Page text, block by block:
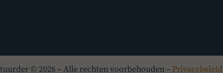
© 2026 – Alle rechten voorbehouden – Privacybeleid